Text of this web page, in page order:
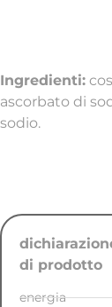
Ingredienti:
ascorbato di
sodio.
di prodotto
energia